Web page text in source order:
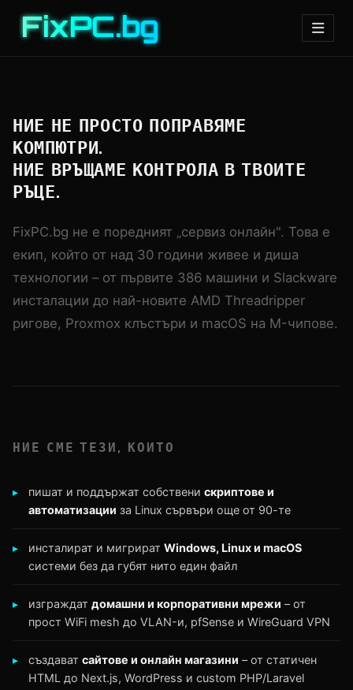
FixPC.bg
НИЕ НЕ ПРОСТО ПОПРАВЯМЕ
КОМПЮТРИ.
НИЕ ВРЪЩАМЕ КОНТРОЛА В ТВОИТЕ
РЪЦЕ.
FixPC.bg не е поредният „сервиз онлайн". Това е
екип, който от над 30 години живее и диша
технологии – от първите 386 машини и Slackware
инсталации до най-новите AMD Threadripper
ригове, Proxmox клъстъри и macOS на M-чипове.
НИЕ СМЕ ТЕЗИ, КОИТО
пишат и поддържат собствени скриптове и
автоматизации за Linux сървъри още от 90-те
инсталират и мигрират Windows, Linux и macOS
системи без да губят нито един файл
изграждат домашни и корпоративни мрежи – от
прост WiFi mesh до VLAN-и, pfSense и WireGuard VPN
създават сайтове и онлайн магазини – от статичен
HTML до Next.js, WordPress и custom PHP/Laravel